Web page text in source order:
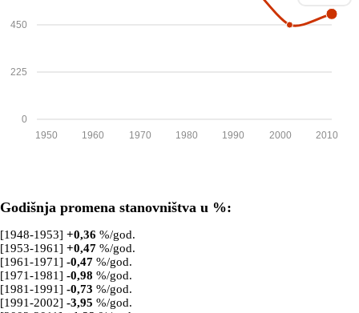
0
225
450
2010
2000
1990
1980
1970
1960
1950
Godišnja promena stanovništva u %:
[1948-1953] +0,36 %/god.
[1953-1961] +0,47 %/god.
[1961-1971] -0,47 %/god.
[1971-1981] -0,98 %/god.
[1981-1991] -0,73 %/god.
[1991-2002] -3,95 %/god.